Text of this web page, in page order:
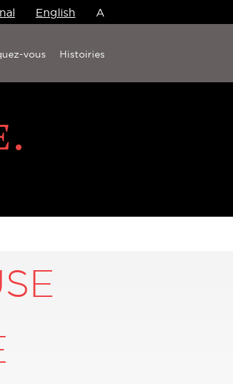
A
English
vous Histoiries